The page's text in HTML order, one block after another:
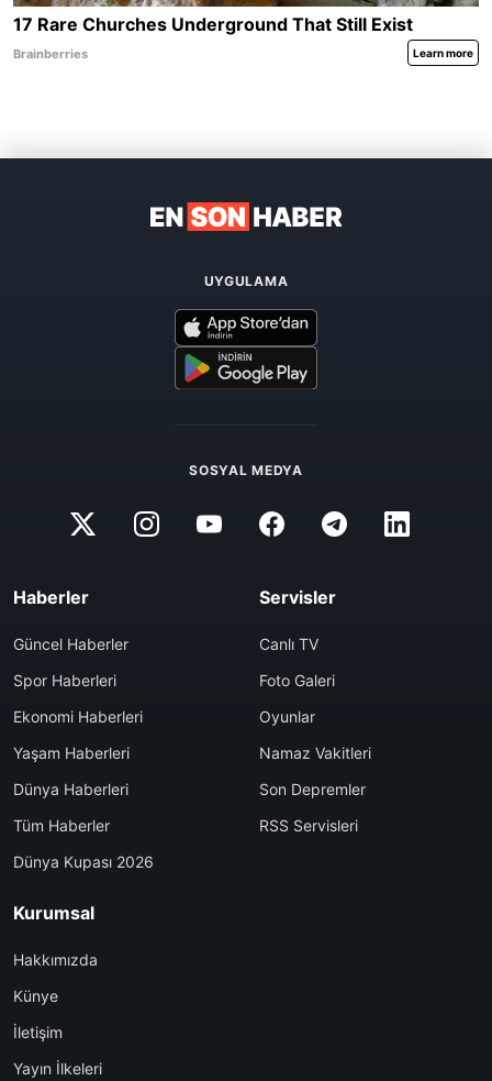
UYGULAMA
SOSYAL MEDYA
Haberler
Güncel Haberler
Spor Haberleri
Ekonomi Haberleri
Yaşam Haberleri
Dünya Haberleri
Tüm Haberler
Dünya Kupası 2026
Servisler
Canlı TV
Foto Galeri
Oyunlar
Namaz Vakitleri
Son Depremler
RSS Servisleri
Kurumsal
Hakkımızda
Künye
İletişim
Yayın İlkeleri